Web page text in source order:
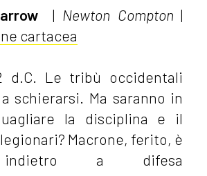
| Newton Compton |
cartacea
d.C. Le tribù occidentali
schierarsi. Ma saranno in
la disciplina e il
Macrone, ferito, è
a difesa